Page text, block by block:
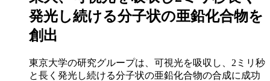
発光し続ける分子状の亜鉛化合物を
創出
東京大学の研究グループは、可視光を吸収し、2ミリ秒
と長く発光し続ける分子状の亜鉛化合物の合成に成功